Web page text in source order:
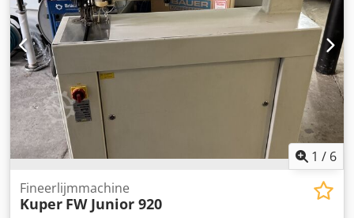
1 / 6
Fineerlijmmachine
Kuper FW Junior 920